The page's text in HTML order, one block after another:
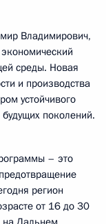
Владимирович,
среды. Новая
и производства
устойчивого
поколений.
– это
регион
от 16 до 30